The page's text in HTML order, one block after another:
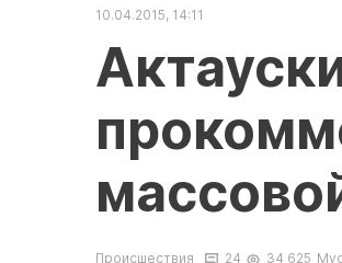
10.04.2015, 14:11
Происшествия 24 34 625